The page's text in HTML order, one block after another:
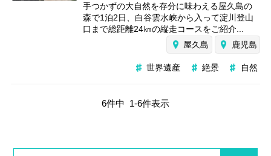
手つかずの大自然を存分に味わえる屋久島の
森で1泊2日、白谷雲水峡から入って淀川登山
口まで総距離24㎞の縦走コースをご紹介...
屋久島
鹿児島
世界遺産 絶景 自然
6件中 1-6件表示